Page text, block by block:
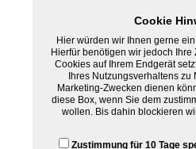
Cookie
Hier würden wir Ihnen gerne
Hierfür benötigen wir jedoch Ihre
Cookies auf Ihrem Endgerät
Ihres Nutzungsverhaltens zu
Marketing-Zwecken dienen
diese Box, wenn Sie dem
wollen. Bis dahin blockieren
Zustimmung für 10 Tage